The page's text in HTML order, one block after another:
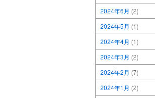
2024年6月 (2)
2024年5月 (1)
2024年4月 (1)
2024年3月 (2)
2024年2月 (7)
2024年1月 (2)